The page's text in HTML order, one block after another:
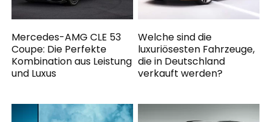
Mercedes-AMG CLE 53
Coupe: Die Perfekte
Kombination aus Leistung
und Luxus
Welche sind die
luxuriösesten Fahrzeuge,
die in Deutschland
verkauft werden?